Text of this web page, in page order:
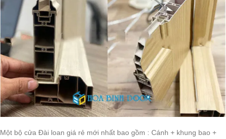
Một bộ cửa Đài loan giá rẻ mới nhất bao gồm : Cánh + khung bao +